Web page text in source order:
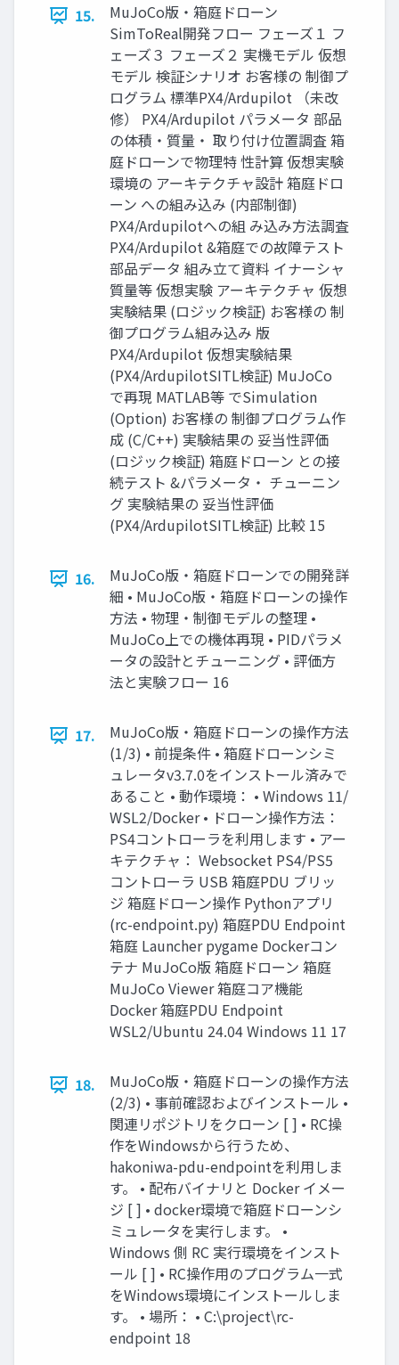
15.
MuJoCo版・箱庭ドローン
SimToReal開発フロー フェーズ１ フ
ェーズ３ フェーズ２ 実機モデル 仮想
モデル 検証シナリオ お客様の 制御プ
ログラム 標準PX4/Ardupilot （未改
修） PX4/Ardupilot パラメータ 部品
の体積・質量・ 取り付け位置調査 箱
庭ドローンで物理特 性計算 仮想実験
環境の アーキテクチャ設計 箱庭ドロ
ーン への組み込み (内部制御)
PX4/Ardupilotへの組 み込み方法調査
PX4/Ardupilot &箱庭での故障テスト
部品データ 組み立て資料 イナーシャ
質量等 仮想実験 アーキテクチャ 仮想
実験結果 (ロジック検証) お客様の 制
御プログラム組み込み 版
PX4/Ardupilot 仮想実験結果
(PX4/ArdupilotSITL検証) MuJoCo
で再現 MATLAB等 でSimulation
(Option) お客様の 制御プログラム作
成 (C/C++) 実験結果の 妥当性評価
(ロジック検証) 箱庭ドローン との接
続テスト &パラメータ・ チューニン
グ 実験結果の 妥当性評価
(PX4/ArdupilotSITL検証) 比較 15
16.
MuJoCo版・箱庭ドローンでの開発詳
細 • MuJoCo版・箱庭ドローンの操作
方法 • 物理・制御モデルの整理 •
MuJoCo上での機体再現 • PIDパラメ
ータの設計とチューニング • 評価方
法と実験フロー 16
17.
MuJoCo版・箱庭ドローンの操作方法
(1/3) • 前提条件 • 箱庭ドローンシミ
ュレータv3.7.0をインストール済みで
あること • 動作環境： • Windows 11/
WSL2/Docker • ドローン操作方法：
PS4コントローラを利用します • アー
キテクチャ： Websocket PS4/PS5
コントローラ USB 箱庭PDU ブリッ
ジ 箱庭ドローン操作 Pythonアプリ
(rc-endpoint.py) 箱庭PDU Endpoint
箱庭 Launcher pygame Dockerコン
テナ MuJoCo版 箱庭ドローン 箱庭
MuJoCo Viewer 箱庭コア機能
Docker 箱庭PDU Endpoint
WSL2/Ubuntu 24.04 Windows 11 17
18.
MuJoCo版・箱庭ドローンの操作方法
(2/3) • 事前確認およびインストール •
関連リポジトリをクローン [ ] • RC操
作をWindowsから行うため、
hakoniwa-pdu-endpointを利用しま
す。 • 配布バイナリと Docker イメー
ジ [ ] • docker環境で箱庭ドローンシ
ミュレータを実行します。 •
Windows 側 RC 実行環境をインスト
ール [ ] • RC操作用のプログラム一式
をWindows環境にインストールしま
す。 • 場所： • C:\project\rc-
endpoint 18